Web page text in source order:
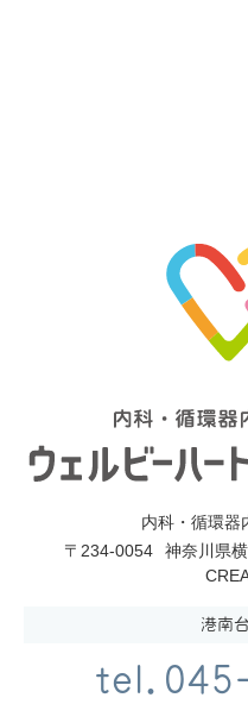
内科・循環器
〒234-0054
神奈川県
港南